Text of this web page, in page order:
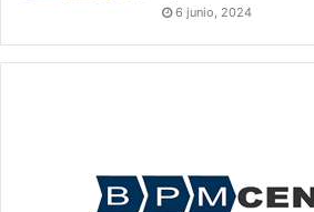
6 junio, 2024